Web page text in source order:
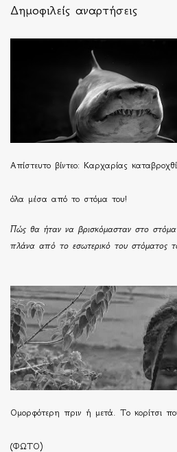
Δημοφιλείς αναρτήσεις
Απίστευτο βίντεο: Καρχαρίας
όλα μέσα από το στόμα του!
Πώς θα ήταν να βρισκόμασταν στο
πλάνα από το εσωτερικό του στόματος
Ομορφότερη πριν ή μετά. Το κορίτσι
(ΦΩΤΟ)